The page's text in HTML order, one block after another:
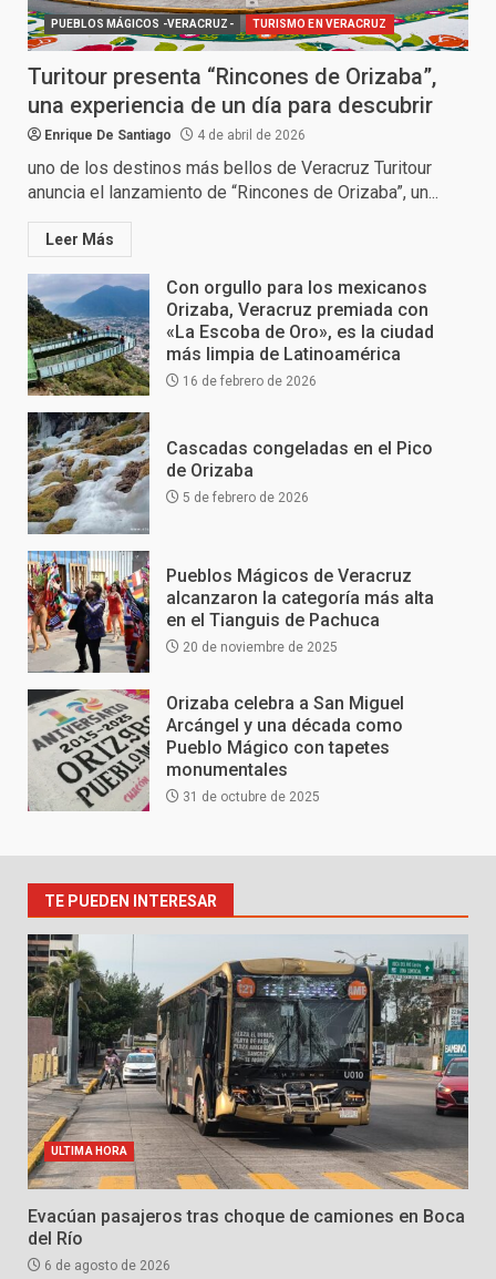
PUEBLOS MÁGICOS -VERACRUZ- TURISMO EN VERACRUZ
Turitour presenta “Rincones de Orizaba”,
una experiencia de un día para descubrir
Enrique De Santiago 4 de abril de 2026
uno de los destinos más bellos de Veracruz Turitour
anuncia el lanzamiento de “Rincones de Orizaba”, un...
Leer Más
Con orgullo para los mexicanos
Orizaba, Veracruz premiada con
«La Escoba de Oro», es la ciudad
más limpia de Latinoamérica
16 de febrero de 2026
Cascadas congeladas en el Pico
de Orizaba
5 de febrero de 2026
Pueblos Mágicos de Veracruz
alcanzaron la categoría más alta
en el Tianguis de Pachuca
20 de noviembre de 2025
Orizaba celebra a San Miguel
Arcángel y una década como
Pueblo Mágico con tapetes
monumentales
31 de octubre de 2025
TE PUEDEN INTERESAR
ULTIMA HORA
Evacúan pasajeros tras choque de camiones en Boca
del Río
6 de agosto de 2026